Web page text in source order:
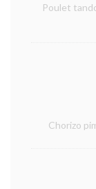
Poulet
Chorizo